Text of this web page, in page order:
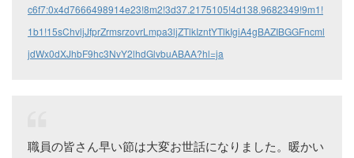
c6f7:0x4d7666498914e23!8m2!3d37.2175105!4d138.9682349!9m1!
1b1!15sChvljJfprZrmsrzovrLmpa3ljZTlkIzntYTlkIgiA4gBAZIBGGFncml
jdWx0dXJhbF9hc3NvY2lhdGlvbuABAA?hl=ja
職員の皆さん早い節は大変お世話になりました。暖かい